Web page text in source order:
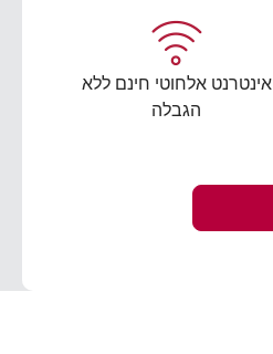
אינטרנט אלחוטי חינם ללא
הגבלה